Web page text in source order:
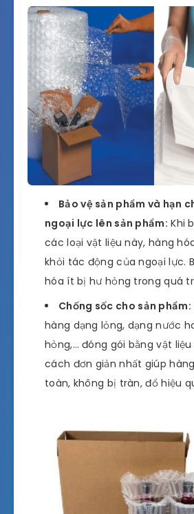
Bảo vệ sản phẩm và hạn
ngoại lực lên sản phẩm: Khi
các loại vật liệu này, hàng
khỏi tác động của ngoại lực.
hóa ít bị hư hỏng trong quá
Chống sốc cho sản phẩm:
hàng dạng lỏng, dạng nước
hỏng,… đóng gói bằng vật
cách đơn giản nhất giúp
toàn, không bị tràn, đổ hiệu